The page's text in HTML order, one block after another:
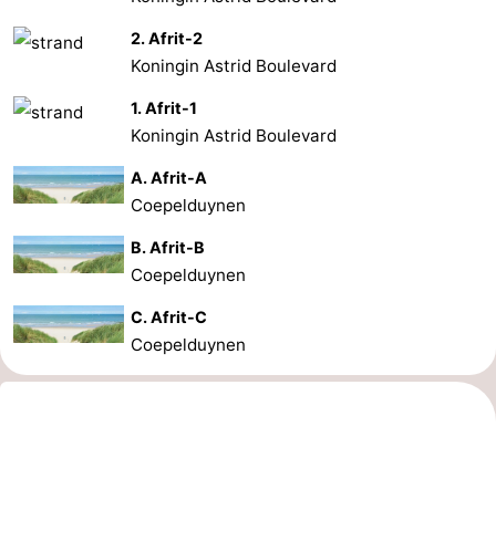
2. Afrit-2
Koningin Astrid Boulevard
1. Afrit-1
Koningin Astrid Boulevard
A. Afrit-A
Coepelduynen
B. Afrit-B
Coepelduynen
C. Afrit-C
Coepelduynen